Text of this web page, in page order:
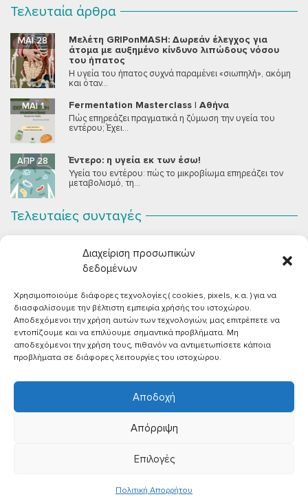
Διαχείριση προσωπικών
δεδομένων
Χρησιμοποιούμε διάφορες τεχνολογίες ( cookies, pixels, κ.α. ) για να
διασφαλίσουμε την βέλτιστη εμπειρία χρήσής του ιστοχώρου.
Αποδεχόμενοι την χρήση αυτών των τεχνολογιών, μας επιτρέπετε να
εντοπίζουμε και να επιλύουμε σημαντικά προβλήματα. Μη
αποδεχόμενοι την χρήση τους, πιθανόν να αντιμετωπίσετε κάποια
προβλήματα σε διάφορες λειτουργίες του ιστοχώρου.
Αποδοχή
Απόρριψη
Επιλογές
Πολιτική Aπορρήτου
Τελευταία άρθρα
Μελέτη GRIPonMASH: Δωρεάν έλεγχος για
άτομα με αυξημένο κίνδυνο λιπώδους νόσου
του ήπατος
ΜΆΙ 28
Η υγεία του ήπατος συχνά παραμένει «σιωπηλή», ακόμη
και όταν...
Fermentation Masterclass | Αθήνα
ΜΆΙ 1
Πώς επηρεάζει πραγματικά η ζύμωση την υγεία του
εντέρου; Έχει...
Έντερο: η υγεία εκ των έσω!
ΑΠΡ 28
Υγεία του εντέρου: πώς το μικροβίωμα επηρεάζει τον
μεταβολισμό, τη...
Τελευταίες συνταγές
Μια μους σοκολάτας για όλους εμάς που θέλουμε να
συστήσουμε...
Vegan Χωριάτικη Σαλάτα με Φέτα από Τόφου
ΙΟΎΝ 26
Καλοκαίρι, ζεστάρα και “χωριάτικη” σαλάτα! Έχοντας
μεγαλώσει με αυτό το...
Πικάντικες πέννες με ντομάτα
ΙΟΎΝ 18
Όροι χρήσης|Πολιτική απορρήτου